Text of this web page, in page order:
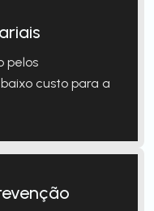
pelos
custo para a